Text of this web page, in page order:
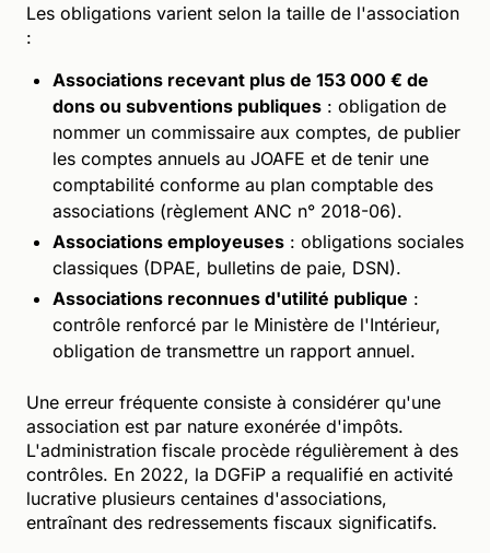
Les obligations varient selon la taille de l'association
:
Associations recevant plus de 153 000 € de
dons ou subventions publiques : obligation de
nommer un commissaire aux comptes, de publier
les comptes annuels au JOAFE et de tenir une
comptabilité conforme au plan comptable des
associations (règlement ANC n° 2018-06).
Associations employeuses : obligations sociales
classiques (DPAE, bulletins de paie, DSN).
Associations reconnues d'utilité publique :
contrôle renforcé par le Ministère de l'Intérieur,
obligation de transmettre un rapport annuel.
Une erreur fréquente consiste à considérer qu'une
association est par nature exonérée d'impôts.
L'administration fiscale procède régulièrement à des
contrôles. En 2022, la DGFiP a requalifié en activité
lucrative plusieurs centaines d'associations,
entraînant des redressements fiscaux significatifs.